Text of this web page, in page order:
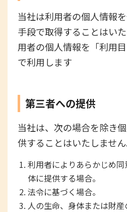
当社は利用者の個人情報
手段で取得することはい
用者の個人情報を「利用
で利用します
第三者への提供
当社は、次の場合を除き
供することはいたしません
利用者によりあらかじめ
体に提供する場合。
法令に基づく場合。
人の生命、身体または財